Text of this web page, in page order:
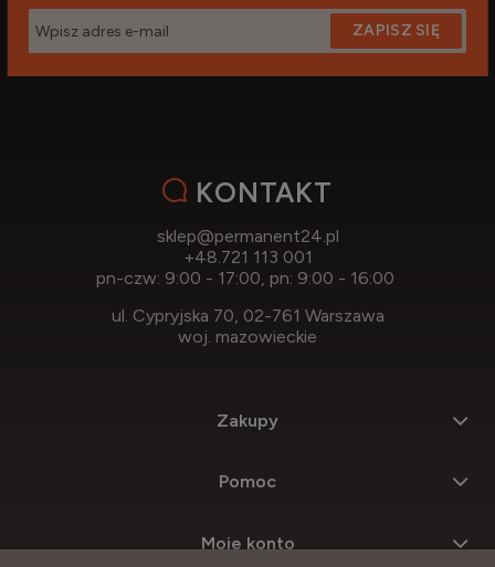
ZAPISZ SIĘ
KONTAKT
sklep@permanent24.pl
+48.721 113 001
pn-czw: 9:00 - 17:00, pn: 9:00 - 16:00
ul. Cypryjska 70, 02-761 Warszawa
woj. mazowieckie
Zakupy
Pomoc
Moje konto